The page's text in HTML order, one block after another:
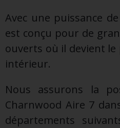
Avec une puissance
est conçu pour de
ouverts où il devient
intérieur.
Nous assurons la
Charnwood Aire 7
départements